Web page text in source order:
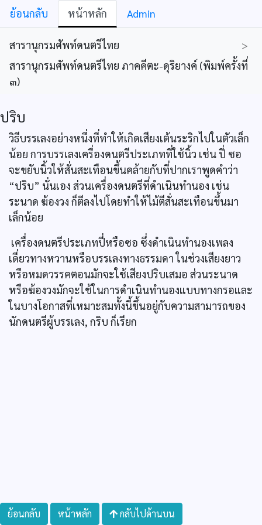
ย้อนกลับ หน้าหลัก Admin
สารานุกรมศัพท์ดนตรีไทย
>
สารานุกรมศัพท์ดนตรีไทย ภาคคีตะ-ดุริยางค์ (พิมพ์ครั้งที่
๓)
ปริบ
วิธีบรรเลงอย่างหนึ่งที่ทำให้เกิดเสียงเต้นระริกไปในตัวเล็ก
น้อย การบรรเลงเครื่องดนตรีประเภทที่ใช้นิ้ว เช่น ปี่ ซอ
จะขยับนิ้วให้สั่นสะเทือนขึ้นคล้ายกับที่ปากเราพูดคำว่า
“ปริบ” นั่นเอง ส่วนเครื่องดนตรีที่ดำเนินทำนอง เช่น
ระนาด ฆ้องวง ก็ตีลงไปโดยทำให้ไม้ตีสั่นสะเทือนขึ้นมา
เล็กน้อย
เครื่องดนตรีประเภทปี่หรือซอ ซึ่งดำเนินทำนองเพลง
เดี่ยวทางหวานหรือบรรเลงทางธรรมดา ในช่วงเสียงยาว
หรือหมดวรรคตอนมักจะใช้เสียงปริบเสมอ ส่วนระนาด
หรือฆ้องวงมักจะใช้ในการดำเนินทำนองแบบทางกรอและ
ในบางโอกาสที่เหมาะสมทั้งนี้ขึ้นอยู่กับความสามารถของ
นักดนตรีผู้บรรเลง, กริบ ก็เรียก
ย้อนกลับ หน้าหลัก กลับไปด้านบน